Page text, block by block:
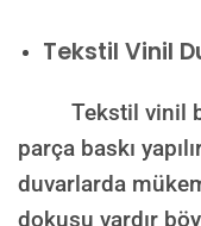
Tekstil Vinil
Tekstil vinil
parça baskı
duvarlarda
dokusu vardır